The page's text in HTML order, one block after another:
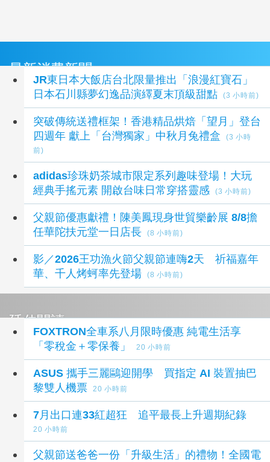
最新消費新聞
JR東日本大飯店台北限量推出「浪漫紅寶石」
日本石川縣夢幻逸品演繹夏末頂級甜點
(3 小時前)
突破傳統送禮框架！香港精品烘焙「望月」登台
四週年 獻上「台灣獨家」中秋月兔禮盒
(3 小時
前)
adidas珍珠奶茶城市限定系列趣味登場！大玩
經典手搖元素 開啟台味日常穿搭靈感
(3 小時前)
父親節優惠獻禮！陳美鳳現身世貿樂齡展 8/8擔
任華陀扶元堂一日店長
(8 小時前)
影／2026王功漁火節父親節連嗨2天 祈福嘉年
華、千人烤蚵率先登場
(8 小時前)
延伸閱讀
FOXTRON全車系八月限時優惠 純電生活享
「零稅金＋零保養」
20 小時前
ASUS 攜手三麗鷗迎開學 買指定 AI 裝置抽巴
黎雙人機票
20 小時前
7月出口連33紅超狂 追平最長上升週期紀錄
20 小時前
父親節送爸爸一份「升級生活」的禮物！全國電